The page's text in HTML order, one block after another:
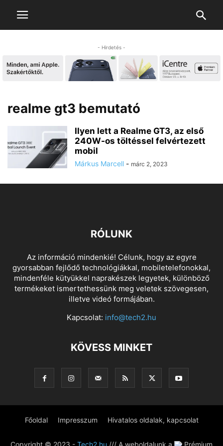
- Hirdetés -
realme gt3 bemutató
Ilyen lett a Realme GT3, az első
240W-os töltéssel felvértezett
mobil
Márkus Marcell - márc 2, 2023
RÓLUNK
Az információ mindenkié! Célunk, hogy az egyre
gyorsabban fejlődő technológiákkal, mobiletelefonokkal,
mindenféle kütyükkel naprakészek legyetek, különböző
termékeket ismertethessünk meg veletek szövegesen,
illetve videó formájában.
Kapcsolat: info@tech2.hu
KÖVESS MINKET
Főoldal Impresszum Hivatalos oldalak, kapcsolat